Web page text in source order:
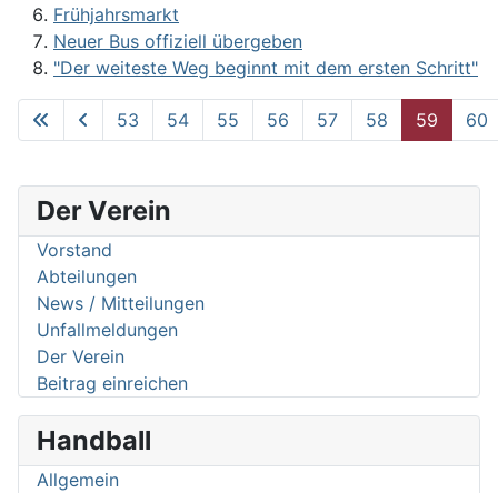
Der Verein
Vorstand
Abteilungen
News / Mitteilungen
Unfallmeldungen
Der Verein
Beitrag einreichen
Handball
Allgemein
Frühjahrsmarkt
Neuer Bus offiziell übergeben
"Der weiteste Weg beginnt mit dem ersten Schritt"
Seite 59 von 62
53 54 55 56 57 58 59 60